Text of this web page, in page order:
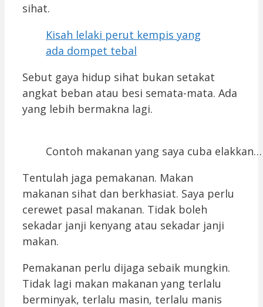
sihat.
Kisah lelaki perut kempis yang
ada dompet tebal
Sebut gaya hidup sihat bukan setakat
angkat beban atau besi semata-mata. Ada
yang lebih bermakna lagi.
Contoh makanan yang saya cuba elakkan…
Tentulah jaga pemakanan. Makan
makanan sihat dan berkhasiat. Saya perlu
cerewet pasal makanan. Tidak boleh
sekadar janji kenyang atau sekadar janji
makan.
Pemakanan perlu dijaga sebaik mungkin.
Tidak lagi makan makanan yang terlalu
berminyak, terlalu masin, terlalu manis